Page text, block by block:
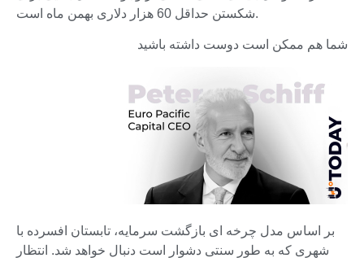
شکستن حداقل 60 هزار دلاری بهمن ماه است.
شما هم ممکن است دوست داشته باشید
بر اساس مدل چرخه ای بازگشت سرمایه، تابستان افسرده با
شهری که به طور سنتی دشوار است دنبال خواهد شد. انتظار